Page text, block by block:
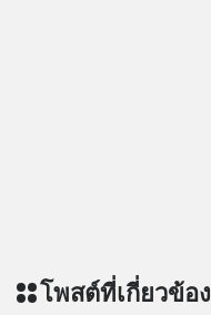
โพสต์ที่เกี่ยวข้อง